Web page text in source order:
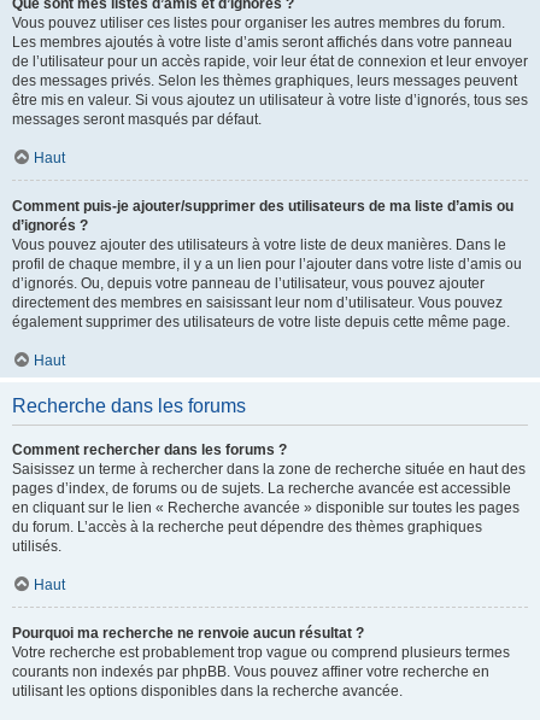
Que sont mes listes d’amis et d’ignorés ?
Vous pouvez utiliser ces listes pour organiser les autres membres du forum.
Les membres ajoutés à votre liste d’amis seront affichés dans votre panneau
de l’utilisateur pour un accès rapide, voir leur état de connexion et leur envoyer
des messages privés. Selon les thèmes graphiques, leurs messages peuvent
être mis en valeur. Si vous ajoutez un utilisateur à votre liste d’ignorés, tous ses
messages seront masqués par défaut.
Haut
Comment puis-je ajouter/supprimer des utilisateurs de ma liste d’amis ou
d’ignorés ?
Vous pouvez ajouter des utilisateurs à votre liste de deux manières. Dans le
profil de chaque membre, il y a un lien pour l’ajouter dans votre liste d’amis ou
d’ignorés. Ou, depuis votre panneau de l’utilisateur, vous pouvez ajouter
directement des membres en saisissant leur nom d’utilisateur. Vous pouvez
également supprimer des utilisateurs de votre liste depuis cette même page.
Haut
Recherche dans les forums
Comment rechercher dans les forums ?
Saisissez un terme à rechercher dans la zone de recherche située en haut des
pages d’index, de forums ou de sujets. La recherche avancée est accessible
en cliquant sur le lien « Recherche avancée » disponible sur toutes les pages
du forum. L’accès à la recherche peut dépendre des thèmes graphiques
utilisés.
Haut
Pourquoi ma recherche ne renvoie aucun résultat ?
Votre recherche est probablement trop vague ou comprend plusieurs termes
courants non indexés par phpBB. Vous pouvez affiner votre recherche en
utilisant les options disponibles dans la recherche avancée.